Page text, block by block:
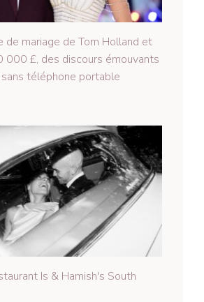
de mariage de Tom Holland et
000 £, des discours émouvants
téléphone portable
Is & Hamish's South